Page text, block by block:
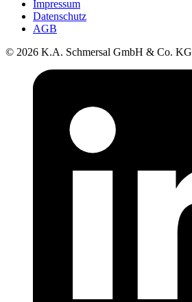
Impressum
Datenschutz
AGB
© 2026 K.A. Schmersal GmbH & Co. KG